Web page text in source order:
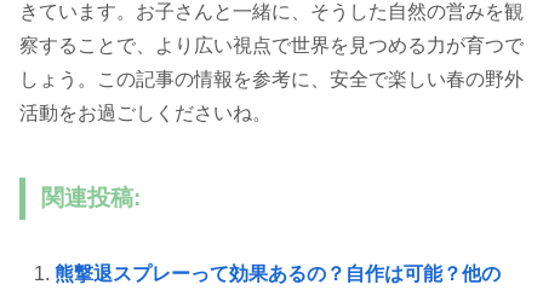
きています。お子さんと一緒に、そうした自然の営みを観
察することで、より広い視点で世界を見つめる力が育つで
しょう。この記事の情報を参考に、安全で楽しい春の野外
活動をお過ごしくださいね。
関連投稿:
熊撃退スプレーって効果あるの？自作は可能？他の